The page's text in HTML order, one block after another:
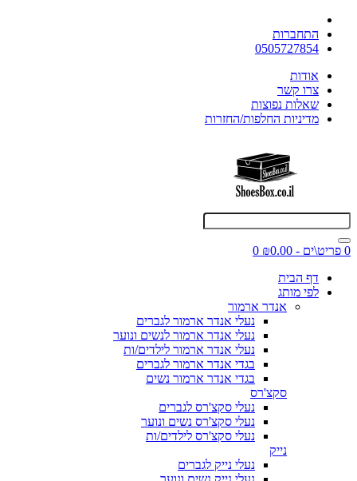
התחברות
0505727854
אודות
צרו קשר
שאלות נפוצות
מדיניות החלפות/החזרות
0 פריט\ים - ₪0.00
0
דף הבית
לפי מותג
אנדר ארמור
נעלי אנדר ארמור לגברים
נעלי אנדר ארמור לנשים ונוער
נעלי אנדר ארמור לילדים/ות
בגדי אנדר ארמור לגברים
בגדי אנדר ארמור נשים
סקצ'רס
נעלי סקצ'רס לגברים
נעלי סקצ'רס נשים ונוער
נעלי סקצ'רס לילדים/ות
נייק
נעלי נייק לגברים